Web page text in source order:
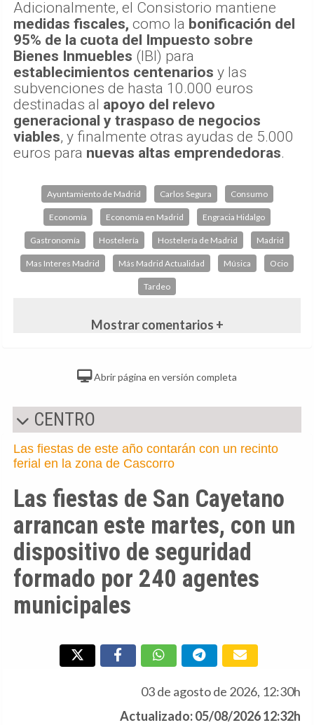
Adicionalmente, el Consistorio mantiene
medidas fiscales, como la bonificación del
95% de la cuota del Impuesto sobre
Bienes Inmuebles (IBI) para
establecimientos centenarios y las
subvenciones de hasta 10.000 euros
destinadas al apoyo del relevo
generacional y traspaso de negocios
viables, y finalmente otras ayudas de 5.000
euros para nuevas altas emprendedoras.
Ayuntamiento de Madrid Carlos Segura Consumo
Economía Economía en Madrid Engracia Hidalgo
Gastronomía Hostelería Hostelería de Madrid Madrid
Mas Interes Madrid Más Madrid Actualidad Música Ocio
Tardeo
Mostrar comentarios +
Abrir página en versión completa
CENTRO
Las fiestas de este año contarán con un recinto
ferial en la zona de Cascorro
Las fiestas de San Cayetano
arrancan este martes, con un
dispositivo de seguridad
formado por 240 agentes
municipales
03 de agosto de 2026, 12:30h
Actualizado: 05/08/2026 12:32h